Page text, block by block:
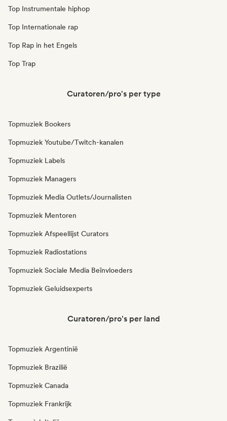
Top Instrumentale hiphop
Top Internationale rap
Top Rap in het Engels
Top Trap
Curatoren/pro's per type
Topmuziek Bookers
Topmuziek Youtube/Twitch-kanalen
Topmuziek Labels
Topmuziek Managers
Topmuziek Media Outlets/Journalisten
Topmuziek Mentoren
Topmuziek Afspeellijst Curators
Topmuziek Radiostations
Topmuziek Sociale Media Beïnvloeders
Topmuziek Geluidsexperts
Curatoren/pro's per land
Topmuziek Argentinië
Topmuziek Brazilië
Topmuziek Canada
Topmuziek Frankrijk